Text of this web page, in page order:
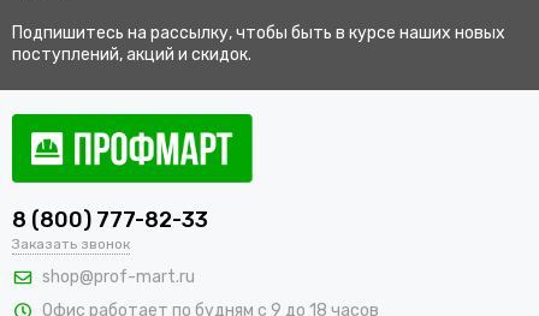
Подпишитесь на рассылку, чтобы быть в курсе наших новых
поступлений, акций и скидок.
8 (800) 777-82-33
Заказать звонок
shop@prof-mart.ru
Офис работает по будням с 9 до 18 часов